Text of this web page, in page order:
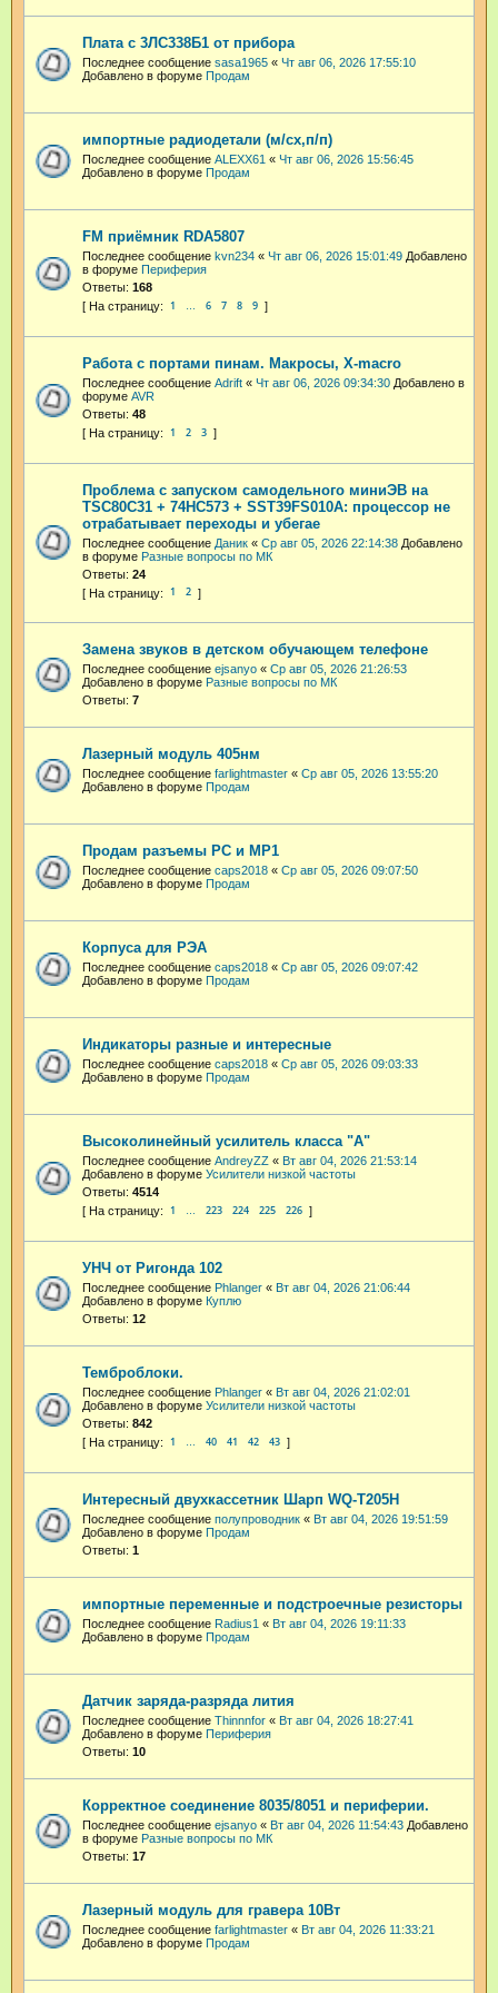
Плата с 3ЛС338Б1 от прибора
Последнее сообщение sasa1965 « Чт авг 06, 2026 17:55:10
Добавлено в форуме Продам
импортные радиодетали (м/сх,п/п)
Последнее сообщение ALEXX61 « Чт авг 06, 2026 15:56:45
Добавлено в форуме Продам
FM приёмник RDA5807
Последнее сообщение kvn234 « Чт авг 06, 2026 15:01:49 Добавлено
в форуме Периферия
Ответы: 168
1 … 6 7 8 9
Работа с портами пинам. Макросы, X-macro
Последнее сообщение Adrift « Чт авг 06, 2026 09:34:30 Добавлено в
форуме AVR
Ответы: 48
1 2 3
Проблема с запуском самодельного миниЭВ на
TSC80C31 + 74HC573 + SST39FS010A: процессор не
отрабатывает переходы и убегае
Последнее сообщение Даник « Ср авг 05, 2026 22:14:38 Добавлено
в форуме Разные вопросы по МК
Ответы: 24
1 2
Замена звуков в детском обучающем телефоне
Последнее сообщение ejsanyo « Ср авг 05, 2026 21:26:53
Добавлено в форуме Разные вопросы по МК
Ответы: 7
Лазерный модуль 405нм
Последнее сообщение farlightmaster « Ср авг 05, 2026 13:55:20
Добавлено в форуме Продам
Продам разъемы РС и МР1
Последнее сообщение caps2018 « Ср авг 05, 2026 09:07:50
Добавлено в форуме Продам
Корпуса для РЭА
Последнее сообщение caps2018 « Ср авг 05, 2026 09:07:42
Добавлено в форуме Продам
Индикаторы разные и интересные
Последнее сообщение caps2018 « Ср авг 05, 2026 09:03:33
Добавлено в форуме Продам
Высоколинейный усилитель класса "А"
Последнее сообщение AndreyZZ « Вт авг 04, 2026 21:53:14
Добавлено в форуме Усилители низкой частоты
Ответы: 4514
1 … 223 224 225 226
УНЧ от Ригонда 102
Последнее сообщение Phlanger « Вт авг 04, 2026 21:06:44
Добавлено в форуме Куплю
Ответы: 12
Темброблоки.
Последнее сообщение Phlanger « Вт авг 04, 2026 21:02:01
Добавлено в форуме Усилители низкой частоты
Ответы: 842
1 … 40 41 42 43
Интересный двухкассетник Шарп WQ-T205H
Последнее сообщение полупроводник « Вт авг 04, 2026 19:51:59
Добавлено в форуме Продам
Ответы: 1
импортные переменные и подстроечные резисторы
Последнее сообщение Radius1 « Вт авг 04, 2026 19:11:33
Добавлено в форуме Продам
Датчик заряда-разряда лития
Последнее сообщение Thinnnfor « Вт авг 04, 2026 18:27:41
Добавлено в форуме Периферия
Ответы: 10
Корректное соединение 8035/8051 и периферии.
Последнее сообщение ejsanyo « Вт авг 04, 2026 11:54:43 Добавлено
в форуме Разные вопросы по МК
Ответы: 17
Лазерный модуль для гравера 10Вт
Последнее сообщение farlightmaster « Вт авг 04, 2026 11:33:21
Добавлено в форуме Продам